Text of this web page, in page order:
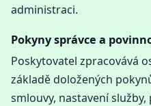
administraci.
Pokyny správce a
Poskytovatel zpracovává
základě doložených
smlouvy, nastavení